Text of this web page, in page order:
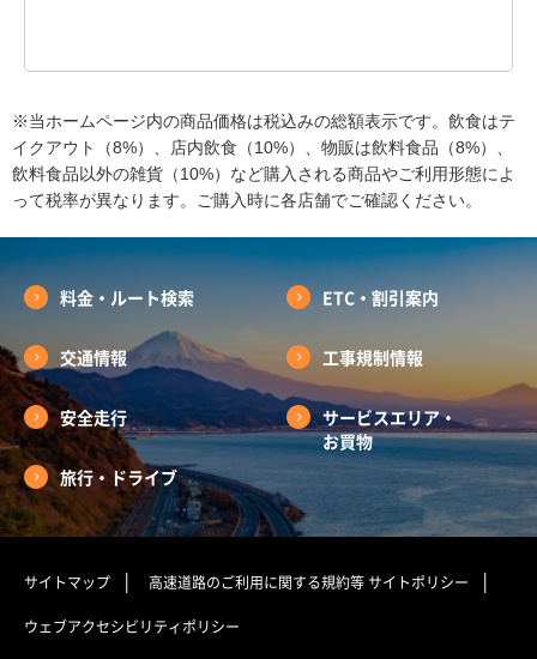
※当ホームページ内の商品価格は税込みの総額表示です。飲食はテ
イクアウト（8%）、店内飲食（10%）、物販は飲料食品（8%）、
飲料食品以外の雑貨（10%）など購入される商品やご利用形態によ
って税率が異なります。ご購入時に各店舗でご確認ください。
料金・ルート検索 ETC・割引案内
交通情報 工事規制情報
安全走行
サービスエリア・
お買物
旅行・ドライブ
サイトマップ 高速道路のご利用に関する規約等サイトポリシー
ウェブアクセシビリティポリシー